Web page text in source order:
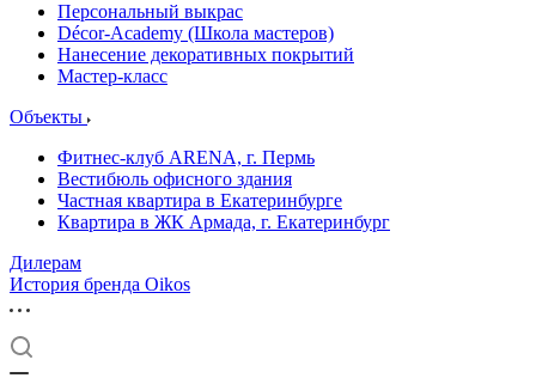
Персональный выкрас
Décor-Academy (Школа мастеров)
Нанесение декоративных покрытий
Мастер-класс
Объекты
Фитнес-клуб ARENA, г. Пермь
Вестибюль офисного здания
Частная квартира в Екатеринбурге
Квартира в ЖК Армада, г. Екатеринбург
Дилерам
История бренда Oikos